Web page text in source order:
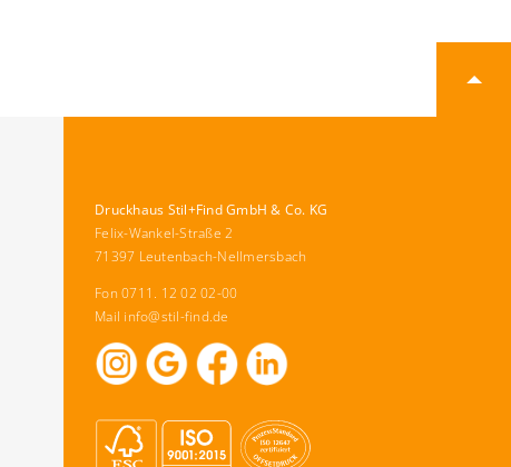
Druckhaus Stil+Find GmbH & Co. KG
Felix-Wankel-Straße 2
71397 Leutenbach-Nellmersbach
Fon 0711. 12 02 02-00
Mail info@stil-find.de